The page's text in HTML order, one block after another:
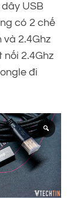
USB
có 2 chế
2.4Ghz
2.4Ghz
đi